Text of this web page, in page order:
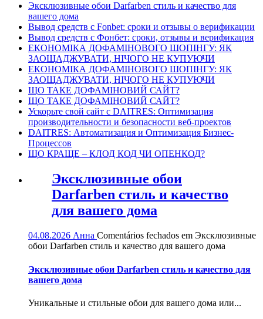
Эксклюзивные обои Darfarben стиль и качество для
вашего дома
Вывод средств с Fonbet: сроки и отзывы о верификации
Вывод средств с Фонбет: сроки, отзывы и верификация
ЕКОНОМІКА ДОФАМІНОВОГО ШОПІНГУ: ЯК
ЗАОЩАДЖУВАТИ, НІЧОГО НЕ КУПУЮЧИ
ЕКОНОМІКА ДОФАМІНОВОГО ШОПІНГУ: ЯК
ЗАОЩАДЖУВАТИ, НІЧОГО НЕ КУПУЮЧИ
ЩО ТАКЕ ДОФАМІНОВИЙ САЙТ?
ЩО ТАКЕ ДОФАМІНОВИЙ САЙТ?
Ускорьте свой сайт с DAITRES: Оптимизация
производительности и безопасности веб-проектов
DAITRES: Автоматизация и Оптимизация Бизнес-
Процессов
ЩО КРАЩЕ – КЛОД КОД ЧИ ОПЕНКОД?
Эксклюзивные обои
Darfarben стиль и качество
для вашего дома
04.08.2026 Анна Comentários fechados em Эксклюзивные
обои Darfarben стиль и качество для вашего дома
Эксклюзивные обои Darfarben стиль и качество для
вашего дома
Уникальные и стильные обои для вашего дома или...